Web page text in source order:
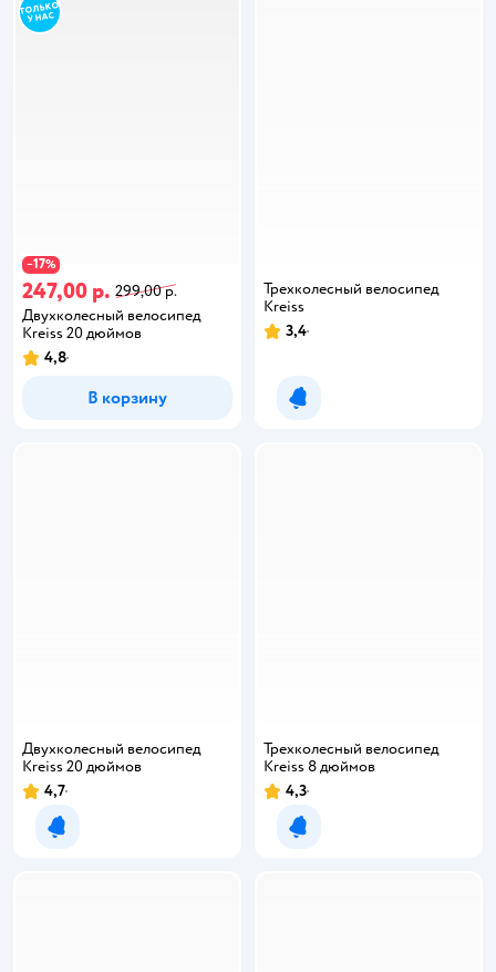
−17%
247,00 р. 299,00 р.
Двухколесный велосипед
Kreiss 20 дюймов
4,8
В корзину
Трехколесный велосипед
Kreiss
3,4
Уведомить о появлении
Двухколесный велосипед
Kreiss 20 дюймов
4,7
Уведомить о появлении
Трехколесный велосипед
Kreiss 8 дюймов
4,3
Уведомить о появлении